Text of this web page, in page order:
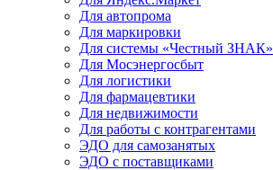
Для автопрома
Для маркировки
Для системы «Честный ЗНАК»
Для Мосэнергосбыт
Для логистики
Для фармацевтики
Для недвижимости
Для работы с контрагентами
ЭДО для самозанятых
ЭДО с поставщиками